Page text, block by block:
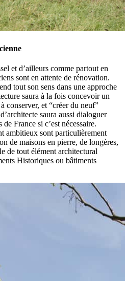
et d’ailleurs comme partout en
sont en attente de rénovation.
tout son sens dans une approche
saura à la fois concevoir un
conserver, et “créer du neuf”
saura aussi dialoguer
France si c’est nécessaire.
ambitieux sont particulièrement
de maisons en pierre, de longères,
de tout élément architectural
Historiques ou bâtiments